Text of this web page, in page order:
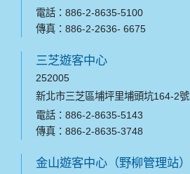
電話：886-2-8635-5100
傳真：886-2-2636- 6675
三芝遊客中心
252005
新北市三芝區埔坪里埔頭坑164-2號
電話：886-2-8635-5143
傳真：886-2-8635-3748
金山遊客中心（野柳管理站）